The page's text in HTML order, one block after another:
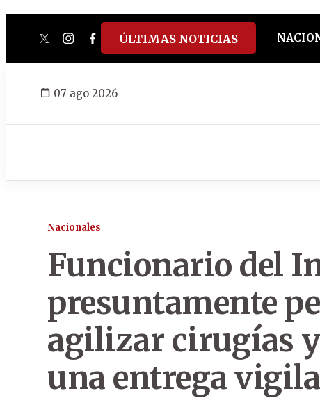
twitterinstagram
facebook
tiktokyoutube
spotify
ÚLTIMAS NOTICIAS
07 ago 2026
Nacionales
Funcionario del
presuntamente
agilizar cirugías
una entrega